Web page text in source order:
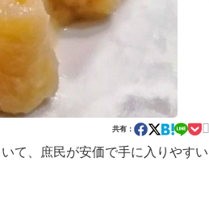
共有： 
て、庶民が安価で手に入りやすい